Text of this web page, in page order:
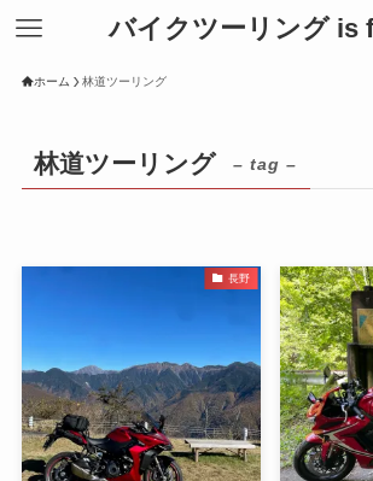
バイクツーリング is
ホーム 林道ツーリング
林道ツーリング – tag –
長野